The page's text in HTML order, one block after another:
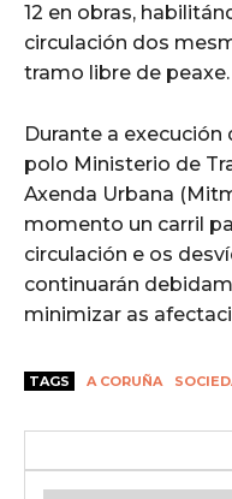
12 en obras,
circulación dos
tramo libre de peaxe.
Durante a execución
polo Ministerio de
Axenda Urbana
momento un carril
circulación e os
continuarán
minimizar as
TAGS A CORUÑA